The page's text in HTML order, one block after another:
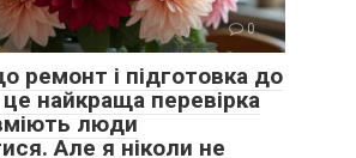
0
ремонт і підготовка до
найкраща перевірка
люди
Але я ніколи не